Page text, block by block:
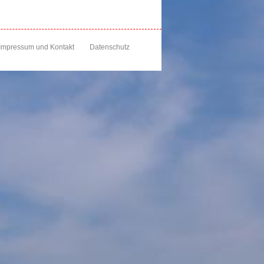
und Kontakt Datenschutz